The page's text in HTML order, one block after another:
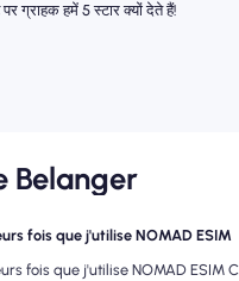
ग्राहक हमें 5 स्टार क्यों देते हैं!
Belanger
fois que j'utilise NOMAD ESIM
fois que j'utilise NOMAD ESIM